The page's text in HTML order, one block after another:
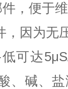
便于维
，因为无
达5μS/
、碱、